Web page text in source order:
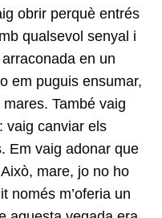
obrir perquè entrés
qualsevol senyal i
en un
em puguis ensumar,
També vaig
vaig canviar els
Em vaig adonar que
mare, jo no ho
només m’oferia un